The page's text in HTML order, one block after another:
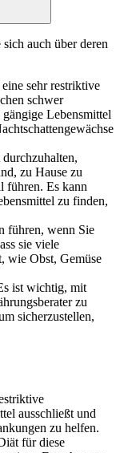
auch über deren
sehr restriktive
schwer
Lebensmittel
zu Hause zu
führen. Es kann
zu finden,
führen, wenn Sie
sie viele
wie Obst, Gemüse
ist wichtig, mit
zu
sicherzustellen,
ausschließt und
zu helfen.
für diese